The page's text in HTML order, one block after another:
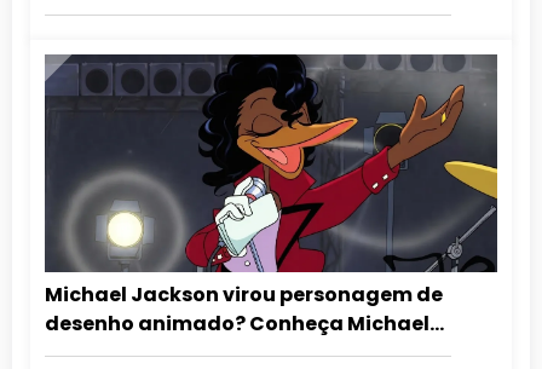
Muzan?
Michael Jackson virou personagem de
desenho animado? Conheça Michael
Duckson